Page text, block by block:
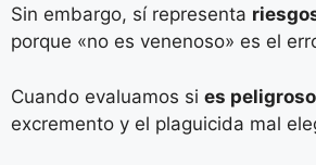
Sin embargo, sí representa
porque «no es venenoso» es el
Cuando evaluamos si es
excremento y el plaguicida mal